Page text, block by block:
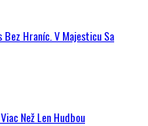
Hraníc. V Majesticu Sa
Než Len Hudbou